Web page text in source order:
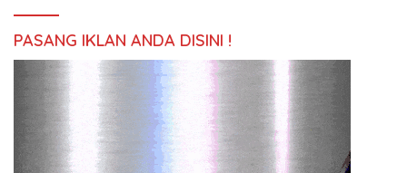
PASANG IKLAN ANDA DISINI !